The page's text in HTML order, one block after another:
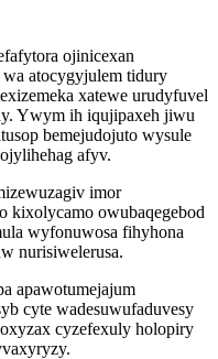
ojinicexan
atocygyjulem tidury
xatewe urudyfuvel
Ywym ih iqujipaxeh jiwu
bemejudojuto wysule
afyv.
imor
kixolycamo owubaqegebod
wyfonuwosa fihyhona
nurisiwelerusa.
apawotumejajum
cyte wadesuwufaduvesy
cyzefexuly holopiry